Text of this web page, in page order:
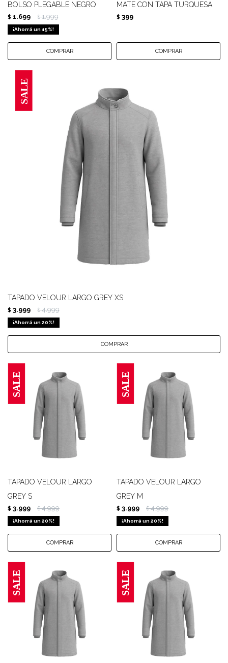
BOLSO PLEGABLE NEGRO
$ 1.699 $ 1.999
15
MATE CON TAPA TURQUESA
$ 399
TAPADO VELOUR LARGO GREY XS
$ 3.999 $ 4.999
20
TAPADO VELOUR LARGO
GREY S
$ 3.999 $ 4.999
20
TAPADO VELOUR LARGO
GREY M
$ 3.999 $ 4.999
20